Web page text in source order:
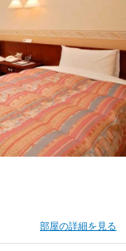
部屋の詳細を見る